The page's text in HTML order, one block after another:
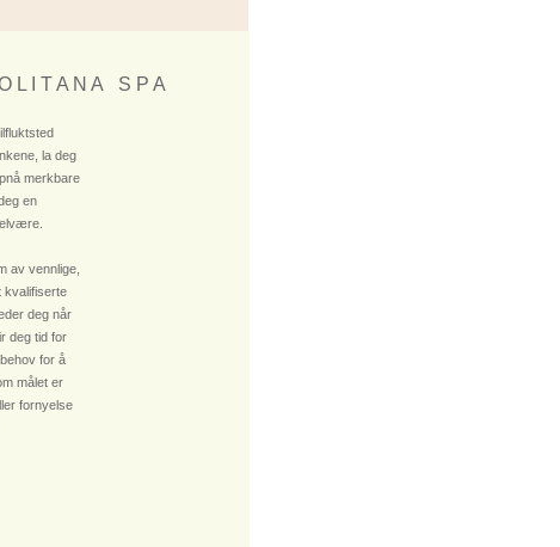
L I T A N A S P A
la deg
merkbare
en
av vennlige,
kvalifiserte
deg når
deg tid for
for å
målet er
fornyelse